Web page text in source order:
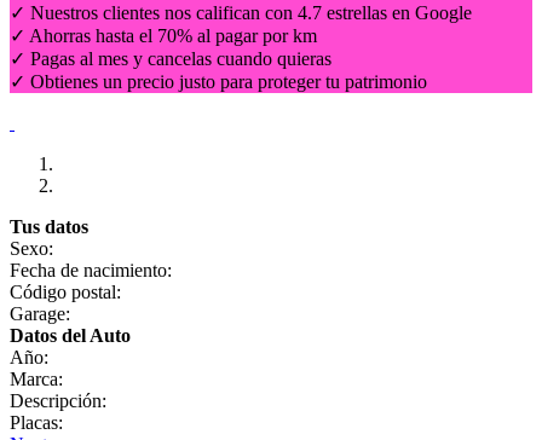
✓ Nuestros clientes nos califican con 4.7 estrellas en Google
✓ Ahorras hasta el 70% al pagar por km
✓ Pagas al mes y cancelas cuando quieras
✓ Obtienes un precio justo para proteger tu patrimonio
Tus datos
Sexo:
Fecha de nacimiento:
Código postal:
Garage:
Datos del Auto
Año:
Marca:
Descripción:
Placas: